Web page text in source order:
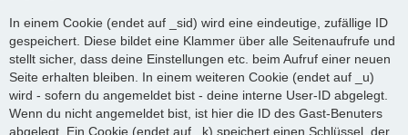
In einem Cookie (endet auf _sid) wird eine eindeutige, zufällige ID
gespeichert. Diese bildet eine Klammer über alle Seitenaufrufe und
stellt sicher, dass deine Einstellungen etc. beim Aufruf einer neuen
Seite erhalten bleiben. In einem weiteren Cookie (endet auf _u)
wird - sofern du angemeldet bist - deine interne User-ID abgelegt.
Wenn du nicht angemeldet bist, ist hier die ID des Gast-Benuters
abgelegt. Ein Cookie (endet auf _k) speichert einen Schlüssel, der